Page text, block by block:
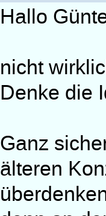
Hallo
nicht
Denke die
Ganz
älteren